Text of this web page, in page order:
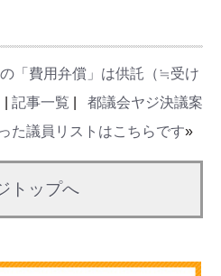
「費用弁償」は供託（≒受け
記事一覧
都議会ヤジ決議案
た議員リストはこちらです»
トップへ